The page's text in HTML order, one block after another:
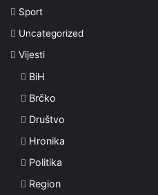
Sport
Uncategorized
Vijesti
BiH
Brčko
Društvo
Hronika
Politika
Region